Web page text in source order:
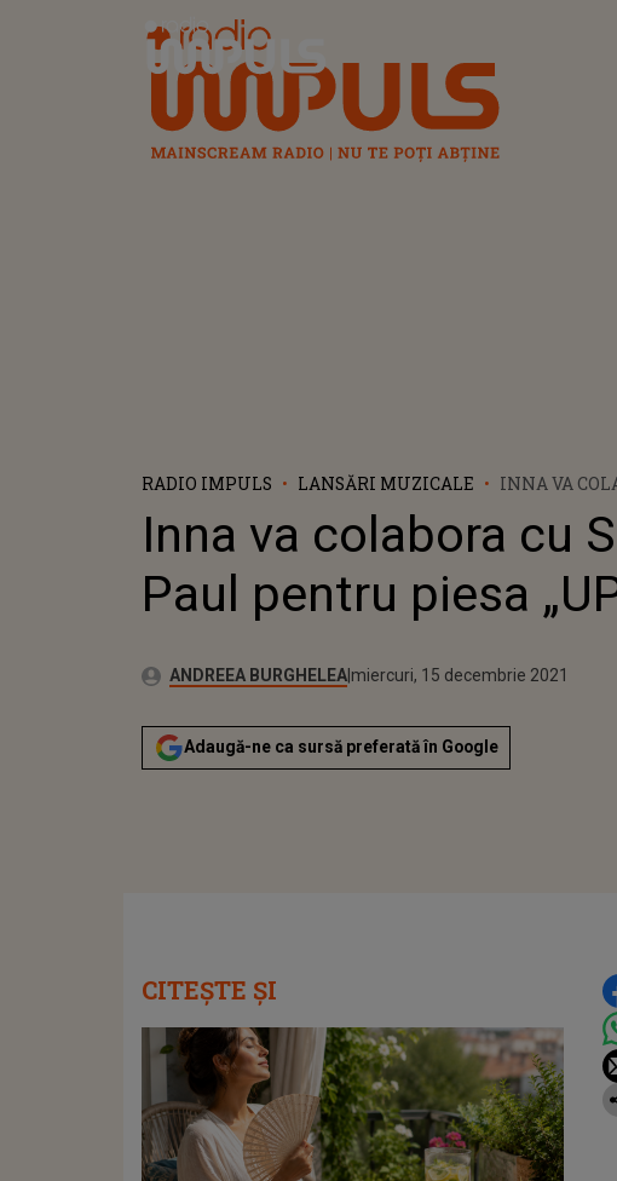
Radio Impuls
RADIO IMPULS LANSĂRI MUZICALE
INNA VA
Inna va colabora cu
Paul pentru piesa
Autor:ANDREEA BURGHELEAPublicat:
miercuri, 15 decembrie 2021
Actualizat:
miercuri, 15 decembrie 2021
Adaugă-ne ca sursă preferată în Google
CITEȘTE ȘI